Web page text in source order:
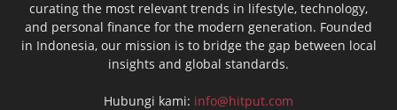
curating the most relevant trends in lifestyle, technology,
and personal finance for the modern generation. Founded
in Indonesia, our mission is to bridge the gap between local
insights and global standards.
Hubungi kami: info@hitput.com